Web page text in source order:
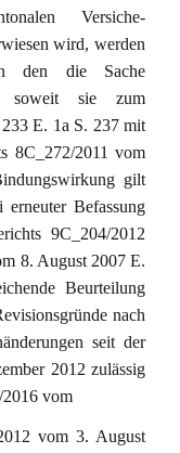
Versiche-
wird, werden
den die Sache
soweit sie zum
E. 1a S. 237 mit
8C_272/2011 vom
gilt
Befassung
9C_204/2012
8. August 2007 E.
Beurteilung
nach
seit der
2012 zulässig
vom
vom 3. August